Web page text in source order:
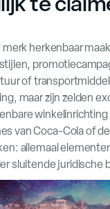
herkenbaar
of
maar zijn zelden
van Coca-Cola of
allemaal
sluitende juridische